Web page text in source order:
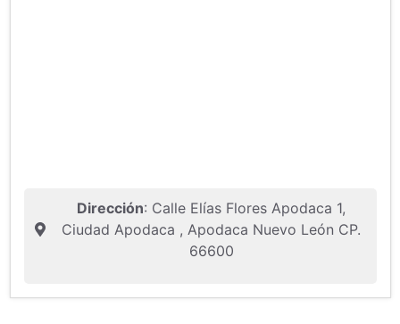
Dirección: Calle Elías Flores Apodaca 1,
Ciudad Apodaca , Apodaca Nuevo León CP.
66600